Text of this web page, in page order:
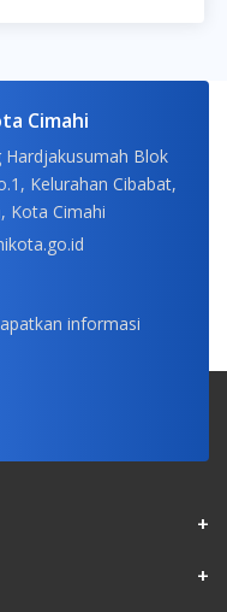
Cimahi
Hardjakusumah Blok
Kelurahan Cibabat,
Kota Cimahi
informasi
+
+